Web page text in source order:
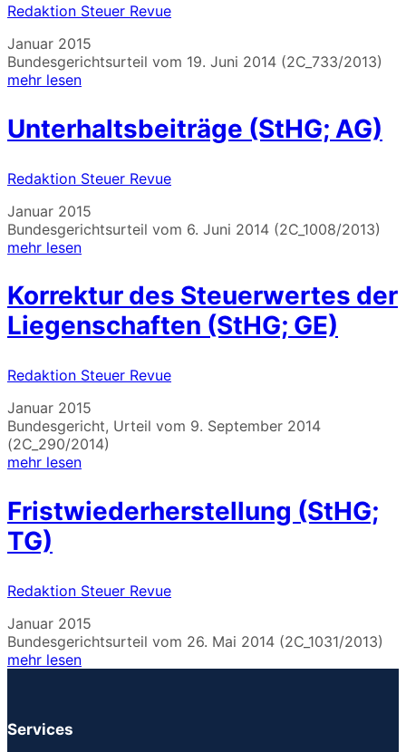
Redaktion Steuer Revue
Januar 2015
Bundesgerichtsurteil vom 19. Juni 2014 (2C_733/2013)
mehr lesen
Unterhaltsbeiträge (StHG; AG)
Redaktion Steuer Revue
Januar 2015
Bundesgerichtsurteil vom 6. Juni 2014 (2C_1008/2013)
mehr lesen
Korrektur des Steuerwertes der
Liegenschaften (StHG; GE)
Redaktion Steuer Revue
Januar 2015
Bundesgericht, Urteil vom 9. September 2014
(2C_290/2014)
mehr lesen
Fristwiederherstellung (StHG;
TG)
Redaktion Steuer Revue
Januar 2015
Bundesgerichtsurteil vom 26. Mai 2014 (2C_1031/2013)
mehr lesen
Services